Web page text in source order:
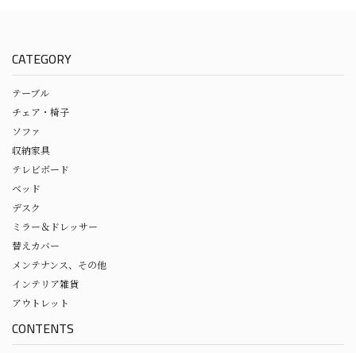
CATEGORY
テーブル
チェア・椅子
ソファ
収納家具
テレビボード
ベッド
デスク
ミラー＆ドレッサー
替えカバー
メンテナンス、その他
インテリア雑貨
アウトレット
CONTENTS